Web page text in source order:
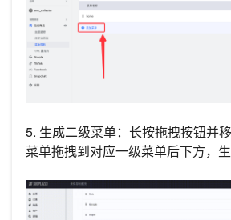
5. 生成二级菜单：长按拖拽按钮并
菜单拖拽到对应一级菜单后下方，生